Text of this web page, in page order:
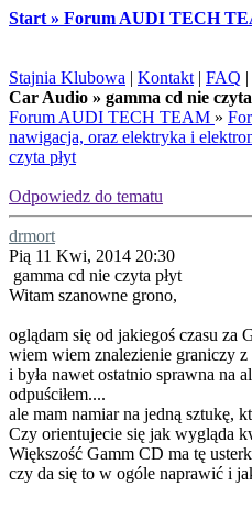
Start » Forum AUDI TECH
Stajnia Klubowa | Kontakt | FAQ |
Car Audio » gamma cd nie
Forum AUDI TECH TEAM »
nawigacja, oraz elektryka i
czyta płyt
Odpowiedz do tematu
drmort
Pią 11 Kwi, 2014 20:30
gamma cd nie czyta płyt
Witam szanowne grono,
oglądam się od jakiegoś czasu za
wiem wiem znalezienie graniczy z
i była nawet ostatnio sprawna na
odpuściłem....
ale mam namiar na jedną sztukę,
Czy orientujecie się jak wygląda
Większość Gamm CD ma tę
czy da się to w ogóle naprawić i